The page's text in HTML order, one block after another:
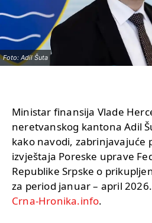
Foto: Adil Šuta
Ministar finansija Vlade
neretvanskog kantona Adil
kako navodi, zabrinjavajuće
izvještaja Poreske uprave
Republike Srpske o
za period januar – april
Crna-Hronika.info.